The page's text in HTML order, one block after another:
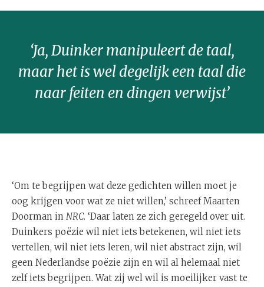
‘Ja, Duinker manipuleert de taal,
maar het is wel degelijk een taal die
naar feiten en dingen verwijst’
‘Om te begrijpen wat deze gedichten willen moet je
oog krijgen voor wat ze niet willen,’ schreef Maarten
Doorman in NRC. ‘Daar laten ze zich geregeld over uit.
Duinkers poëzie wil niet iets betekenen, wil niet iets
vertellen, wil niet iets leren, wil niet abstract zijn, wil
geen Nederlandse poëzie zijn en wil al helemaal niet
zelf iets begrijpen. Wat zij wel wil is moeilijker vast te